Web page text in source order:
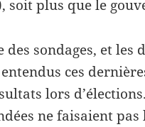
soit plus que le
sondages, et les
ces
lors
ne faisaient